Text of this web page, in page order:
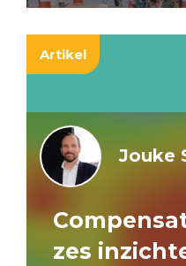
Artikel
Jouke
zes